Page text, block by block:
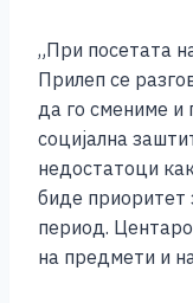
o
k
er
„При посетата
Прилеп се
да го смениме и
социјална
недостатоци
биде приоритет
период.
на предмети и